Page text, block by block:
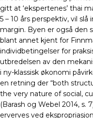
gitt at ‘ekspertenes’ thai
5 – 10 års perspektiv, vil
margin. Byen er også den
blant annet kjent for
individbetingelser for
utbredelsen av den
i ny-klassisk økonomi
en retning der “both
the very nature of social,
(Barash og Webel 2014, s.
erverves ved